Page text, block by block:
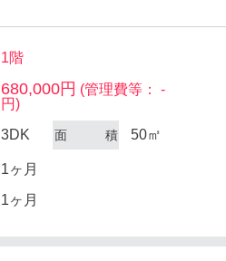
1階
680,000円 (管理費等： -
円)
3DK 面 積 50㎡
1ヶ月
1ヶ月